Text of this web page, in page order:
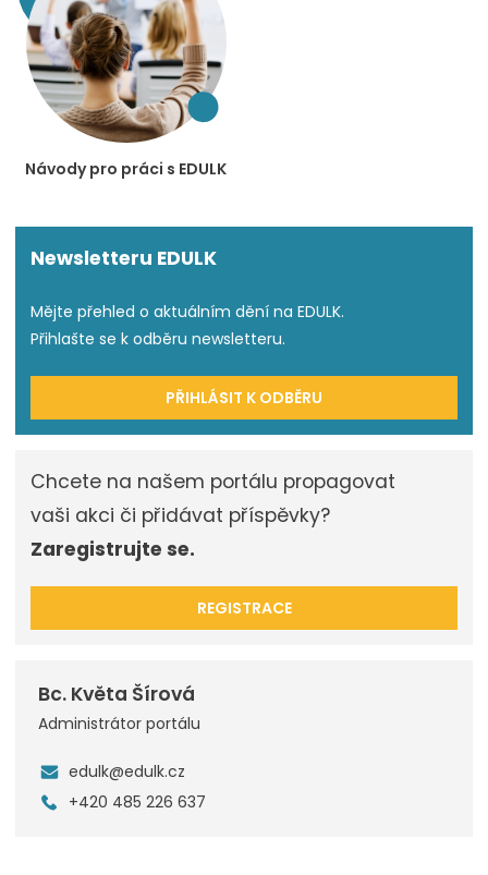
Návody pro práci s EDULK
Newsletteru EDULK
Mějte přehled o aktuálním dění na EDULK.
Přihlašte se k odběru newsletteru.
PŘIHLÁSIT K ODBĚRU
Chcete na našem portálu propagovat
vaši akci či přidávat příspěvky?
Zaregistrujte se.
REGISTRACE
Bc. Květa Šírová
Administrátor portálu
edulk@edulk.cz
+420 485 226 637